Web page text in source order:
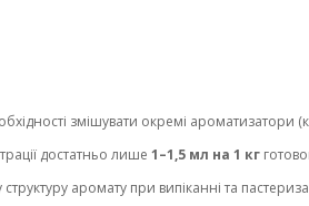
змішувати окремі
достатньо лише 1–1,5 мл на 1 кг
структуру аромату при випіканні та